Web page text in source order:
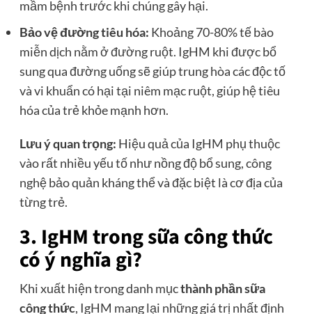
mầm bệnh trước khi chúng gây hại.
Bảo vệ đường tiêu hóa: Khoảng 70-80% tế bào
miễn dịch nằm ở đường ruột. IgHM khi được bổ
sung qua đường uống sẽ giúp trung hòa các độc tố
và vi khuẩn có hại tại niêm mạc ruột, giúp hệ tiêu
hóa của trẻ khỏe mạnh hơn.
Lưu ý quan trọng: Hiệu quả của IgHM phụ thuộc
vào rất nhiều yếu tố như nồng độ bổ sung, công
nghệ bảo quản kháng thể và đặc biệt là cơ địa của
từng trẻ.
3. IgHM trong sữa công thức
có ý nghĩa gì?
Khi xuất hiện trong danh mụcthành phần sữa
công thức, IgHM mang lại những giá trị nhất định